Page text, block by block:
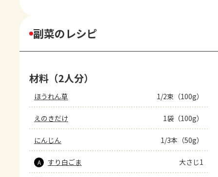
副菜のレシピ
材料（2人分）
ほうれん草 1/2束（100g）
えのきだけ 1袋（100g）
にんじん 1/3本（50g）
A すり白ごま 大さじ1